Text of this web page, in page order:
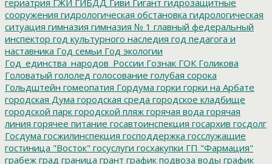
сооружения гидрологическая обстановка гидрологическая
ситуация гимназия гимназия № 1 главный федеральный
инспектор год культурного наследия год педагога и
наставника Год семьи Год экологии
Год_единства_народов_России Гознак ГОК Голикова
Головатый гололед голосование голубая сорока
Гольдштейн гомеопатия Гордума горки горки на Арбате
городская Дума городская среда городское кладбище
городской парк городской пляж горячая вода горячая
линия горячее питание госавтоинспекция госархив госдолг
Госдума госжилинспекция господдержка госслужащие
гостиница "Восток" госуслуги госхакупки ГП "Фармация"
грабеж град граница грант график подвоза воды график